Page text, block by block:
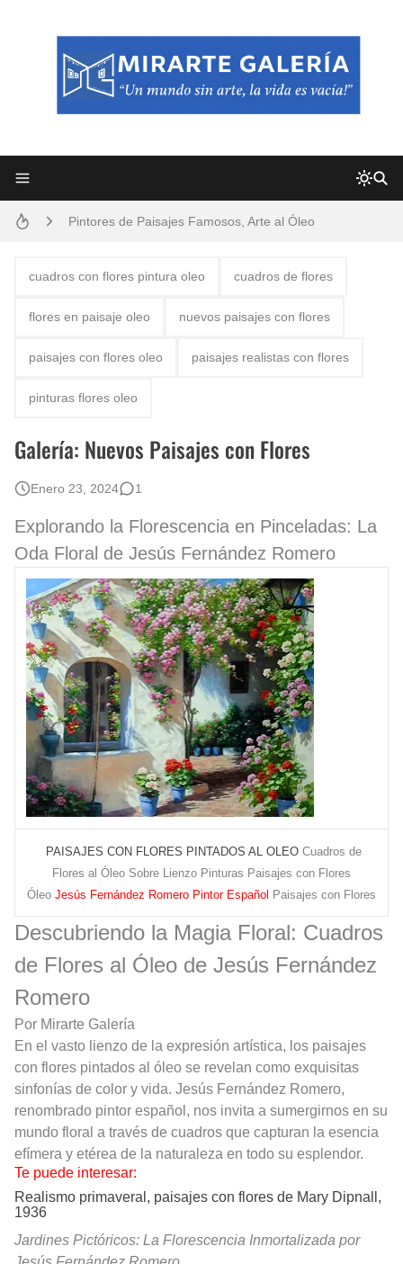
Pintores de Paisajes Famosos, Arte al Óleo
El mundo del arte en pintura surrealista
cuadros con flores pintura oleo cuadros de flores
flores en paisaje oleo nuevos paisajes con flores
paisajes con flores oleo paisajes realistas con flores
pinturas flores oleo
Galería: Nuevos Paisajes con Flores
Enero 23, 2024 1
Explorando la Florescencia en Pinceladas: La
Oda Floral de Jesús Fernández Romero
PAISAJES CON FLORES PINTADOS AL OLEO Cuadros de
Flores al Óleo Sobre Lienzo Pinturas Paisajes con Flores
Óleo Jesús Fernández Romero Pintor Español Paisajes con Flores
Descubriendo la Magia Floral: Cuadros
de Flores al Óleo de Jesús Fernández
Romero
Por Mirarte Galería
En el vasto lienzo de la expresión artística, los paisajes
con flores pintados al óleo se revelan como exquisitas
sinfonías de color y vida. Jesús Fernández Romero,
renombrado pintor español, nos invita a sumergirnos en su
mundo floral a través de cuadros que capturan la esencia
efímera y etérea de la naturaleza en todo su esplendor.
Te puede interesar:
Realismo primaveral, paisajes con flores de Mary Dipnall,
1936
Jardines Pictóricos: La Florescencia Inmortalizada por